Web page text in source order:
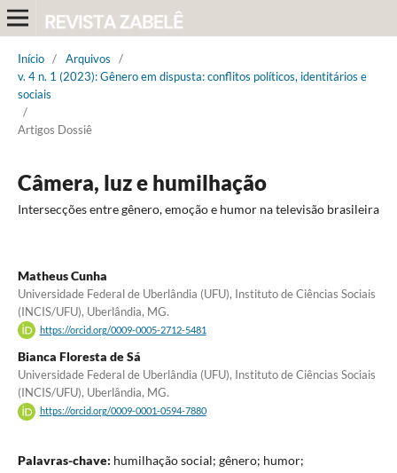
Início / Arquivos
/
v. 4 n. 1 (2023): Gênero em dispusta: conflitos políticos, identitários e
sociais
/
Artigos Dossiê
Câmera, luz e humilhação
Intersecções entre gênero, emoção e humor na televisão brasileira
Matheus Cunha
Universidade Federal de Uberlândia (UFU), Instituto de Ciências Sociais
(INCIS/UFU), Uberlândia, MG.
https://orcid.org/0009-0005-2712-5481
Bianca Floresta de Sá
Universidade Federal de Uberlândia (UFU), Instituto de Ciências Sociais
(INCIS/UFU), Uberlândia, MG.
https://orcid.org/0009-0001-0594-7880
Palavras-chave: humilhação social; gênero; humor;